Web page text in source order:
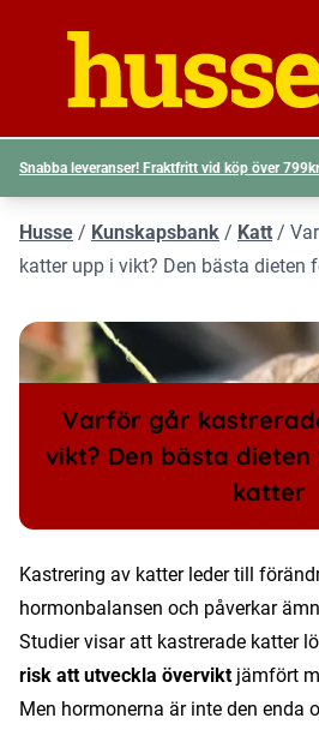
Husse logotyp
Snabba leveranser! Fraktfritt vid köp över
Husse / Kunskapsbank / Katt /
katter upp i vikt? Den bästa dieten
Varför går
vikt? Den bästa
katter
Kastrering av katter leder till
hormonbalansen och påverkar
Studier visar att kastrerade katter
risk att utveckla överviktjämfört
Men hormonerna är inte den enda